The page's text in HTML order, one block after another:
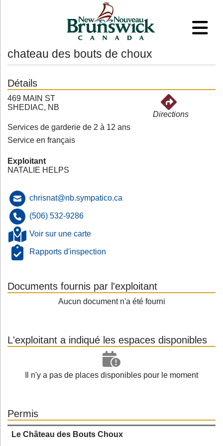
chateau des bouts de choux
Détails
469 MAIN ST
SHEDIAC, NB
Directions
Services de garderie de 2 à 12 ans
Service en français
Exploitant
NATALIE HELPS
chrisnat@nb.sympatico.ca
(506) 532-9286
Voir sur une carte
Rapports d'inspection
Documents fournis par l'exploitant
Aucun document n'a été fourni
L'exploitant a indiqué les espaces disponibles
Il n'y a pas de places disponibles pour le moment
Permis
Le Château des Bouts Choux